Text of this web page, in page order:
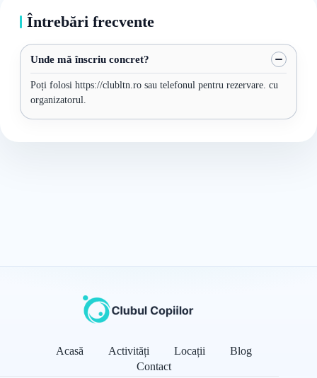
Întrebări frecvente
Unde mă înscriu concret?
Poți folosi https://clubltn.ro sau telefonul pentru rezervare. cu
organizatorul.
Acasă Activități Locații
Blog
Contact